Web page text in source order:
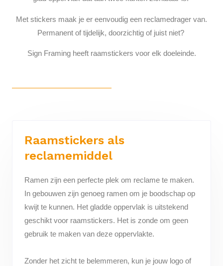
Met stickers maak je er eenvoudig een reclamedrager van.
Permanent of tijdelijk, doorzichtig of juist niet?
Sign Framing heeft raamstickers voor elk doeleinde.
Raamstickers als
reclamemiddel
Ramen zijn een perfecte plek om reclame te maken.
In gebouwen zijn genoeg ramen om je boodschap op
kwijt te kunnen. Het gladde oppervlak is uitstekend
geschikt voor raamstickers. Het is zonde om geen
gebruik te maken van deze oppervlakte.
Zonder het zicht te belemmeren, kun je jouw logo of